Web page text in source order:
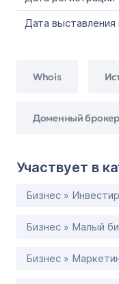
Дата
Whois
Доменный брокер
Участвует в
Бизнес »
Бизнес » Малый
Бизнес »